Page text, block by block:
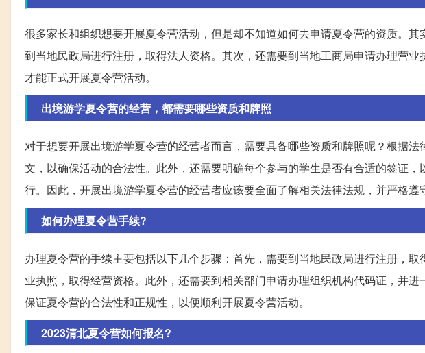
很多家长和组织想要开展夏令营活动，但是却不知道如何去申请夏令营的资质。
到当地民政局进行注册，取得法人资格。其次，还需要到当地工商局申请办理营业
才能正式开展夏令营活动。
出境游学夏令营的经营，都需要哪些资质和牌照
对于想要开展出境游学夏令营的经营者而言，需要具备哪些资质和牌照呢？根据
文，以确保活动的合法性。此外，还需要明确每个参与的学生是否有合适的签证
行。因此，开展出境游学夏令营的经营者应该要全面了解相关法律法规，并严格遵
如何办理夏令营手续?
办理夏令营的手续主要包括以下几个步骤：首先，需要到当地民政局进行注册，
业执照，取得经营资格。此外，还需要到相关部门申请办理组织机构代码证，并
保证夏令营的合法性和正规性，以便顺利开展夏令营活动。
2023清北夏令营如何报名?